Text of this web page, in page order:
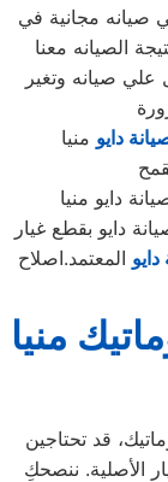
صيانه مجانية في
الصيانه معنا
صيانه وتغير
دايو منيا
دايو منيا
دايو بقطع غيار
المعتمد.اصلاح
منيا
قد تحتاجين
الأصلية. ننصحكِ